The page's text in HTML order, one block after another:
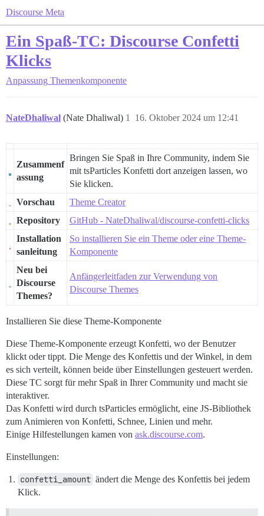
Discourse Meta
Ein Spaß-TC: Discourse Confetti
Klicks
Anpassung Themenkomponente
NateDhaliwal (Nate Dhaliwal) 16. Oktober 2024 um 12:41
1
Zusammenf
assung
Bringen Sie Spaß in Ihre Community, indem Sie
mit tsParticles Konfetti dort anzeigen lassen, wo
Sie klicken.
Vorschau
Theme Creator
Repository
GitHub - NateDhaliwal/discourse-confetti-clicks
Installation
sanleitung
So installieren Sie ein Theme oder eine Theme-
Komponente
Neu bei
Discourse
Themes?
Anfängerleitfaden zur Verwendung von
Discourse Themes
Installieren Sie diese Theme-Komponente
Diese Theme-Komponente erzeugt Konfetti, wo der Benutzer
klickt oder tippt. Die Menge des Konfettis und der Winkel, in dem
es sich verteilt, können beide über Einstellungen gesteuert werden.
Diese TC sorgt für mehr Spaß in Ihrer Community und macht sie
interaktiver.
Das Konfetti wird durch tsParticles ermöglicht, eine JS-Bibliothek
zum Animieren von Konfetti, Schnee, Linien und mehr.
Einige Hilfestellungen kamen von ask.discourse.com.
Einstellungen:
confetti_amount ändert die Menge des Konfettis bei jedem
Klick.